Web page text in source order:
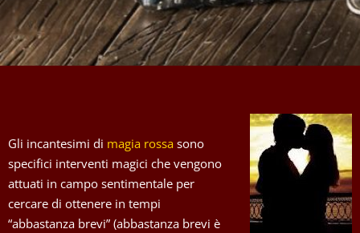
Gli incantesimi di magia rossa sono
specifici interventi magici che vengono
attuati in campo sentimentale per
cercare di ottenere in tempi
“abbastanza brevi” (abbastanza brevi è